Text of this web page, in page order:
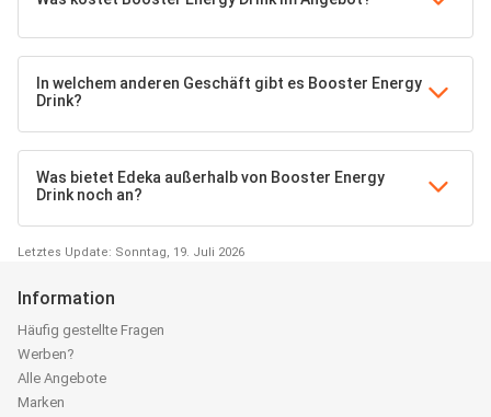
In welchem anderen Geschäft gibt es Booster Energy
Drink?
Was bietet Edeka außerhalb von Booster Energy
Drink noch an?
Letztes Update: Sonntag, 19. Juli 2026
Information
Häufig gestellte Fragen
Werben?
Alle Angebote
Marken